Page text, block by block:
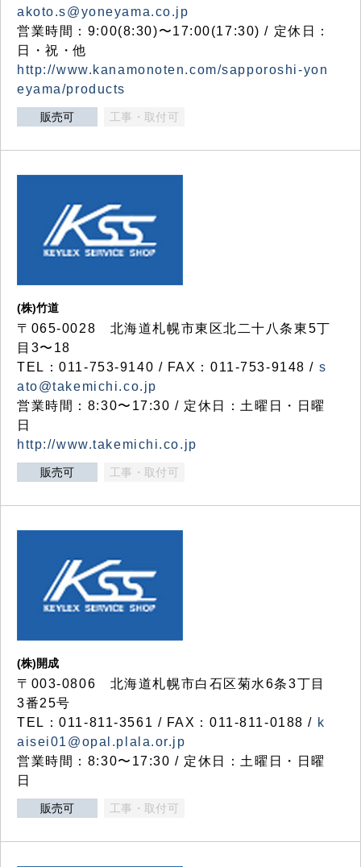
akoto.s@yoneyama.co.jp
営業時間：9:00(8:30)〜17:00(17:30) / 定休日：
日・祝・他
http://www.kanamonoten.com/sapporoshi-yon
eyama/products
販売可 工事・取付可
(株)竹道
〒065-0028 北海道札幌市東区北二十八条東5丁
目3〜18
TEL：011-753-9140 / FAX：011-753-9148 / s
ato@takemichi.co.jp
営業時間：8:30〜17:30 / 定休日：土曜日・日曜
日
http://www.takemichi.co.jp
販売可 工事・取付可
(株)開成
〒003-0806 北海道札幌市白石区菊水6条3丁目
3番25号
TEL：011-811-3561 / FAX：011-811-0188 / k
aisei01@opal.plala.or.jp
営業時間：8:30〜17:30 / 定休日：土曜日・日曜
日
販売可 工事・取付可